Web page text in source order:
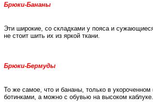
Брюки-Бананы
Эти широкие, со складками у пояса и
не стоит шить их из яркой ткани.
Брюки-Бермуды
То же самое, что и бананы, только в
ботинками, а можно с обувью на высоком каблуке.